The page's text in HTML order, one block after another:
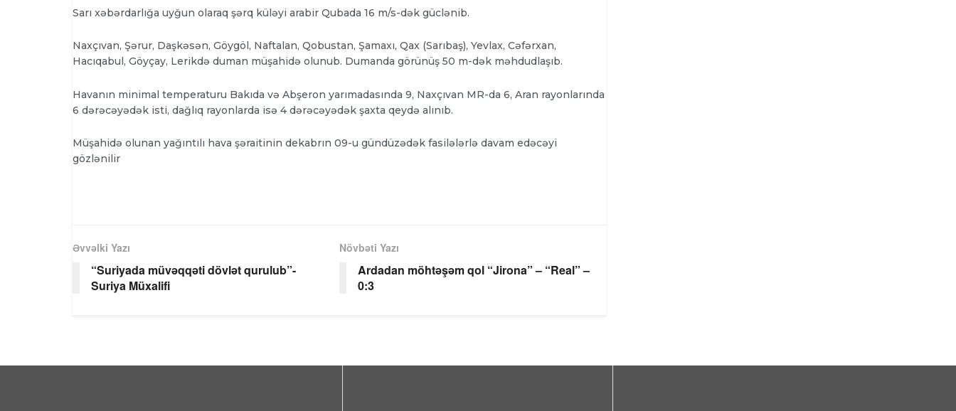
Sarı xəbərdarlığa uyğun olaraq şərq küləyi arabir Qubada 16 m/s-dək güclənib.
Naxçıvan, Şərur, Daşkəsən, Göygöl, Naftalan, Qobustan, Şamaxı, Qax (Sarıbaş), Yevlax, Cəfərxan,
Hacıqabul, Göyçay, Lerikdə duman müşahidə olunub. Dumanda görünüş 50 m-dək məhdudlaşıb.
Havanın minimal temperaturu Bakıda və Abşeron yarımadasında 9, Naxçıvan MR-da 6, Aran rayonlarında
6 dərəcəyədək isti, dağlıq rayonlarda isə 4 dərəcəyədək şaxta qeydə alınıb.
Müşahidə olunan yağıntılı hava şəraitinin dekabrın 09-u gündüzədək fasilələrlə davam edəcəyi
gözlənilir
Əvvəlki Yazı
“Suriyada müvəqqəti dövlət qurulub”-
Suriya Müxalifi
Növbəti Yazı
Ardadan möhtəşəm qol “Jirona” – “Real” –
0:3
ABŞ prezidenti Tramp